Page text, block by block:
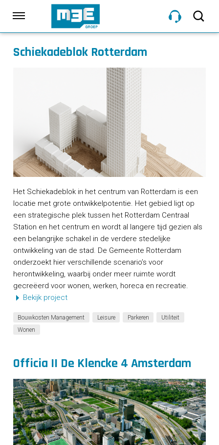
links
naar
navigatie
HOME
PROJECTEN
OVER M3E
NIEUWS
CONTACT
Schiekadeblok Rotterdam
Het Schiekadeblok in het centrum van Rotterdam is een
locatie met grote ontwikkelpotentie. Het gebied ligt op
een strategische plek tussen het Rotterdam Centraal
Station en het centrum en wordt al langere tijd gezien als
een belangrijke schakel in de verdere stedelijke
ontwikkeling van de stad. De Gemeente Rotterdam
onderzoekt hier verschillende scenario’s voor
herontwikkeling, waarbij onder meer ruimte wordt
gecreëerd voor wonen, werken, horeca en recreatie.
Bekijk project
Bouwkosten Management Leisure Parkeren
Utiliteit
Wonen
Officia II De Klencke 4 Amsterdam